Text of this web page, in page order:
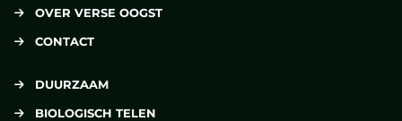
OVER VERSE OOGST
CONTACT
DUURZAAM
BIOLOGISCH TELEN